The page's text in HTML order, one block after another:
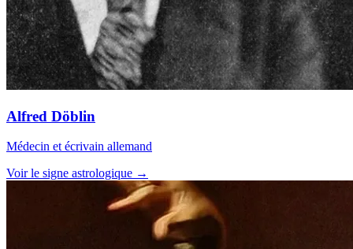
Alfred Döblin
Médecin et écrivain allemand
Voir le signe astrologique →